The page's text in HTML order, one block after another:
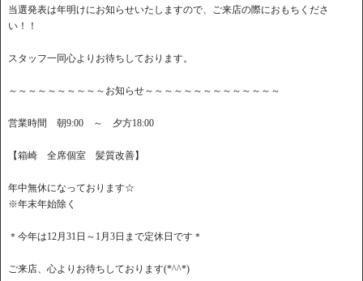
当選発表は年明けにお知らせいたしますので、ご来店の際におもちくださ
い！！
スタッフ一同心よりお待ちしております。
～～～～～～～～～～お知らせ～～～～～～～～～～～～～～
営業時間 朝9:00 ～ 夕方18:00
【箱崎 全席個室 髪質改善】
年中無休になっております☆
※年末年始除く
＊今年は12月31日～1月3日まで定休日です＊
ご来店、心よりお待ちしております(*^^*)